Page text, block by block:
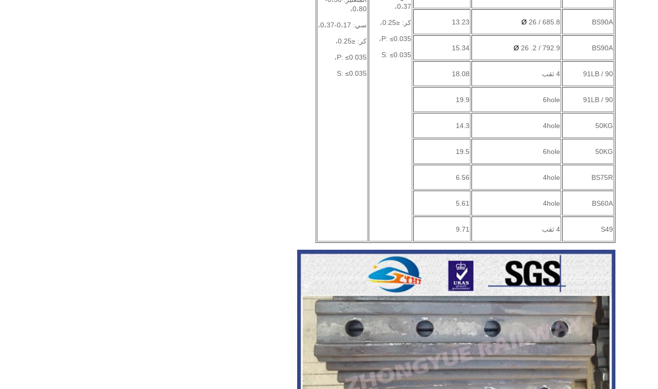
0،37،
كر: ≤0.25،
P: ≤0.035،
S: ≤0.035
0،80،
سي: 0،17-0،37،
كر: ≤0.25،
P: ≤0.035،
S: ≤0.035
BS90A
685.8 /
Ø 26
13.23
BS90A
792.9 /
Ø 26 .2
15.34
90 / 91LB 4 ثقب 18.08
90 / 91LB
6hole
19.9
50KG
4hole
14.3
50KG
6hole
19.5
BS75R
4hole
6.56
BS60A
4hole
5.61
S49 4 ثقب 9.71